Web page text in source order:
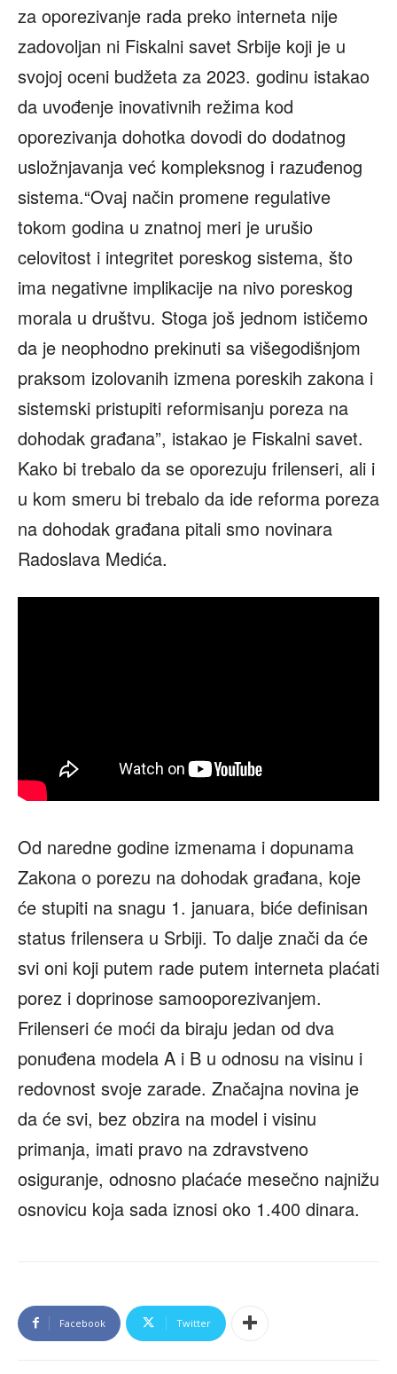
za oporezivanje rada preko interneta nije
zadovoljan ni Fiskalni savet Srbije koji je u
svojoj oceni budžeta za 2023. godinu istakao
da uvođenje inovativnih režima kod
oporezivanja dohotka dovodi do dodatnog
usložnjavanja već kompleksnog i razuđenog
sistema.“Ovaj način promene regulative
tokom godina u znatnoj meri je urušio
celovitost i integritet poreskog sistema, što
ima negativne implikacije na nivo poreskog
morala u društvu. Stoga još jednom ističemo
da je neophodno prekinuti sa višegodišnjom
praksom izolovanih izmena poreskih zakona i
sistemski pristupiti reformisanju poreza na
dohodak građana”, istakao je Fiskalni savet.
Kako bi trebalo da se oporezuju frilenseri, ali i
u kom smeru bi trebalo da ide reforma poreza
na dohodak građana pitali smo novinara
Radoslava Medića.
Od naredne godine izmenama i dopunama
Zakona o porezu na dohodak građana, koje
će stupiti na snagu 1. januara, biće definisan
status frilensera u Srbiji. To dalje znači da će
svi oni koji putem rade putem interneta plaćati
porez i doprinose samooporezivanjem.
Frilenseri će moći da biraju jedan od dva
ponuđena modela A i B u odnosu na visinu i
redovnost svoje zarade. Značajna novina je
da će svi, bez obzira na model i visinu
primanja, imati pravo na zdravstveno
osiguranje, odnosno plaćaće mesečno najnižu
osnovicu koja sada iznosi oko 1.400 dinara.
Facebook Twitter